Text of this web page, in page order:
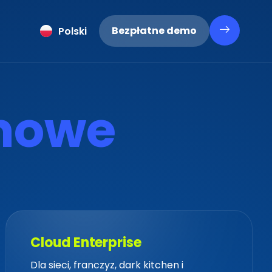
Polski
Latviešu
Bezpłatne demo
owe
Cloud Enterprise
Dla sieci, franczyz, dark kitchen i
Cloud Enterprise
Dla sieci, franczyz, dark kitchen i